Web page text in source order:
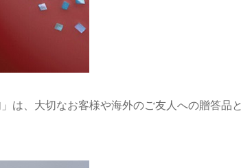
は、大切なお客様や海外のご友人への贈答品